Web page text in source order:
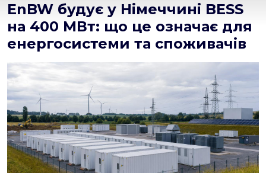
EnBW будує у Німеччині BESS
на 400 МВт: що це означає для
енергосистеми та споживачів